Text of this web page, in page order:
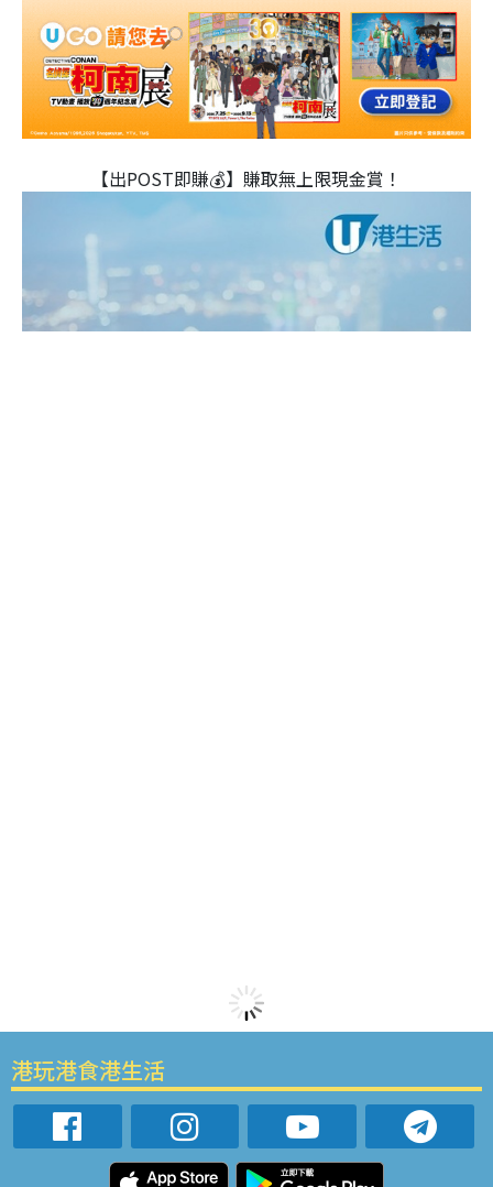
【出POST即賺💰】賺取無上限現金賞！
港玩港食港生活